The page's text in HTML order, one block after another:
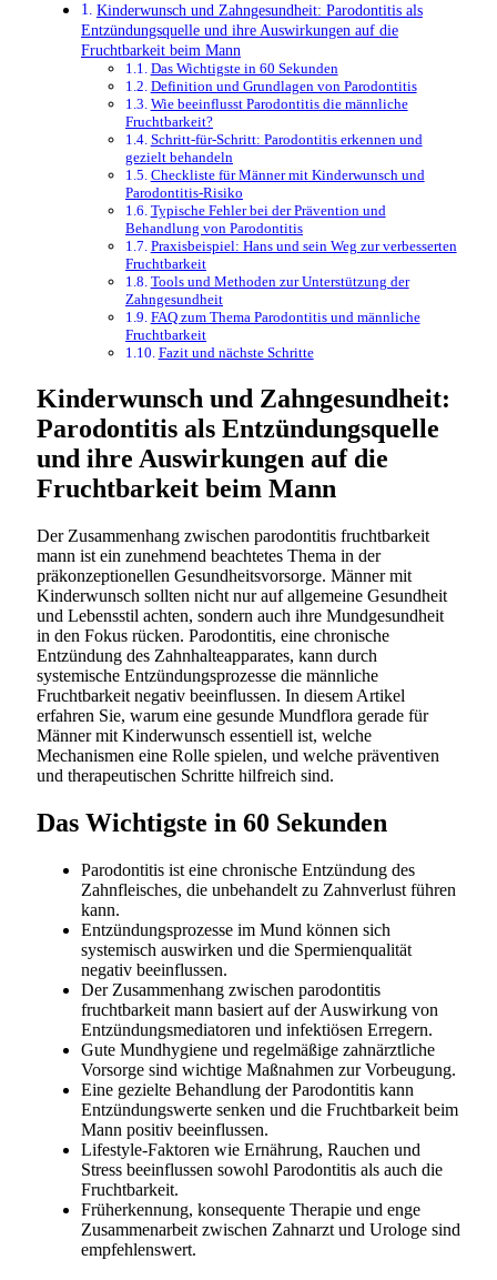
Kinderwunsch und Zahngesundheit: Parodontitis als
Entzündungsquelle und ihre Auswirkungen auf die
Fruchtbarkeit beim Mann
Das Wichtigste in 60 Sekunden
Definition und Grundlagen von Parodontitis
Wie beeinflusst Parodontitis die männliche
Fruchtbarkeit?
Schritt-für-Schritt: Parodontitis erkennen und
gezielt behandeln
Checkliste für Männer mit Kinderwunsch und
Parodontitis-Risiko
Typische Fehler bei der Prävention und
Behandlung von Parodontitis
Praxisbeispiel: Hans und sein Weg zur verbesserten
Fruchtbarkeit
Tools und Methoden zur Unterstützung der
Zahngesundheit
FAQ zum Thema Parodontitis und männliche
Fruchtbarkeit
Fazit und nächste Schritte
Kinderwunsch und Zahngesundheit:
Parodontitis als Entzündungsquelle
und ihre Auswirkungen auf die
Fruchtbarkeit beim Mann
Der Zusammenhang zwischen parodontitis fruchtbarkeit
mann ist ein zunehmend beachtetes Thema in der
präkonzeptionellen Gesundheitsvorsorge. Männer mit
Kinderwunsch sollten nicht nur auf allgemeine Gesundheit
und Lebensstil achten, sondern auch ihre Mundgesundheit
in den Fokus rücken. Parodontitis, eine chronische
Entzündung des Zahnhalteapparates, kann durch
systemische Entzündungsprozesse die männliche
Fruchtbarkeit negativ beeinflussen. In diesem Artikel
erfahren Sie, warum eine gesunde Mundflora gerade für
Männer mit Kinderwunsch essentiell ist, welche
Mechanismen eine Rolle spielen, und welche präventiven
und therapeutischen Schritte hilfreich sind.
Das Wichtigste in 60 Sekunden
Parodontitis ist eine chronische Entzündung des
Zahnfleisches, die unbehandelt zu Zahnverlust führen
kann.
Entzündungsprozesse im Mund können sich
systemisch auswirken und die Spermienqualität
negativ beeinflussen.
Der Zusammenhang zwischen parodontitis
fruchtbarkeit mann basiert auf der Auswirkung von
Entzündungsmediatoren und infektiösen Erregern.
Gute Mundhygiene und regelmäßige zahnärztliche
Vorsorge sind wichtige Maßnahmen zur Vorbeugung.
Eine gezielte Behandlung der Parodontitis kann
Entzündungswerte senken und die Fruchtbarkeit beim
Mann positiv beeinflussen.
Lifestyle-Faktoren wie Ernährung, Rauchen und
Stress beeinflussen sowohl Parodontitis als auch die
Fruchtbarkeit.
Früherkennung, konsequente Therapie und enge
Zusammenarbeit zwischen Zahnarzt und Urologe sind
empfehlenswert.